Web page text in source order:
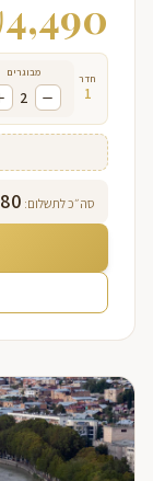
4,490
חדר
1
מבוגרים
2
סה״כ לתשלום: